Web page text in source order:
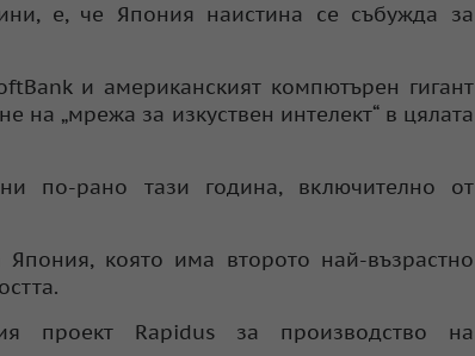
е, че Япония наистина се събужда за
и американският компютърен гигант
„мрежа за изкуствен интелект“ в цялата
по-рано тази година, включително от
която има второто най-възрастно
проект Rapidus за производство на